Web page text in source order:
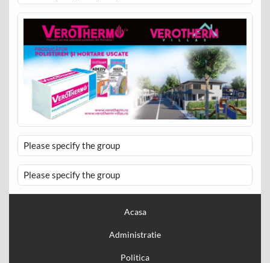
Please specify the group
Please specify the group
Acasa
Administratie
Politica